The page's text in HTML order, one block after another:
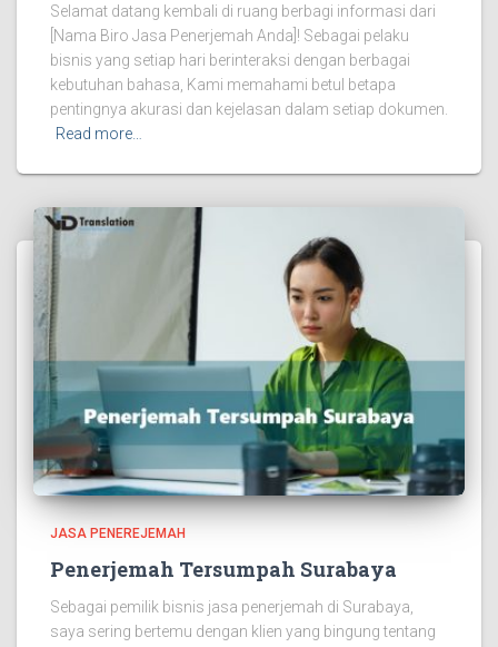
Selamat datang kembali di ruang berbagi informasi dari
[Nama Biro Jasa Penerjemah Anda]! Sebagai pelaku
bisnis yang setiap hari berinteraksi dengan berbagai
kebutuhan bahasa, Kami memahami betul betapa
pentingnya akurasi dan kejelasan dalam setiap dokumen.
Read more…
JASA PENEREJEMAH
Penerjemah Tersumpah Surabaya
Sebagai pemilik bisnis jasa penerjemah di Surabaya,
saya sering bertemu dengan klien yang bingung tentang